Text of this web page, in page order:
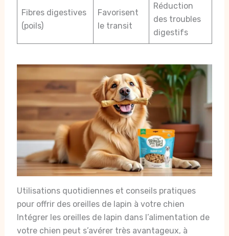
Fibres digestives
(poils)
Favorisent
le transit
Réduction
des troubles
digestifs
Utilisations quotidiennes et conseils pratiques
pour offrir des oreilles de lapin à votre chien
Intégrer les oreilles de lapin dans l’alimentation de
votre chien peut s’avérer très avantageux, à